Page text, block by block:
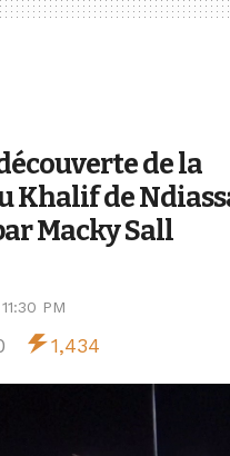
de la
Khalif de
Macky Sall
PM
1,434